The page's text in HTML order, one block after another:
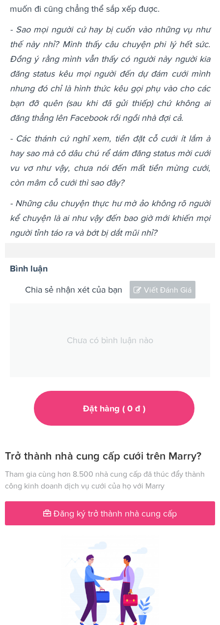
muốn đi cũng chẳng thể sắp xếp được.
- Sao mọi người cứ hay bị cuốn vào những vụ như
thế này nhỉ? Mình thấy câu chuyện phi lý hết sức.
Đồng ý rằng mình vẫn thấy có người này người kia
đăng status kêu mọi người đến dự đám cưới mình
nhưng đó chỉ là hình thức kêu gọi phụ vào cho các
bạn đỡ quên (sau khi đã gửi thiếp) chứ không ai
đăng thẳng lên Facebook rồi ngồi nhà đợi cả.
- Các thánh cứ nghĩ xem, tiền đặt cỗ cưới ít lắm à
hay sao mà cô dâu chú rể dám đăng status mời cưới
vu vơ như vậy, chưa nói đến mất tiền mừng cưới,
còn mâm cỗ cưới thì sao đây?
- Những câu chuyện thực hư mờ ảo không rõ người
kể chuyện là ai như vậy đến bao giờ mới khiến mọi
người tỉnh táo ra và bớt bị dắt mũi nhỉ?
Bình luận
Chia sẻ nhận xét của bạn Viết Đánh Giá
Chưa có bình luận nào
Đặt hàng ( 0đ )
Trở thành nhà cung cấp cưới trên Marry?
Tham gia cùng hơn 8.500 nhà cung cấp đã thúc đẩy thành
công kinh doanh dịch vụ cưới của họ với Marry
Đăng ký trở thành nhà cung cấp